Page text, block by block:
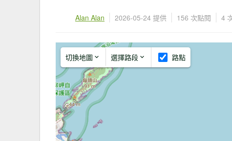
Alan Alan 2026-05-24 提供 156 次點閱 4
切換地圖 選擇路段 路點